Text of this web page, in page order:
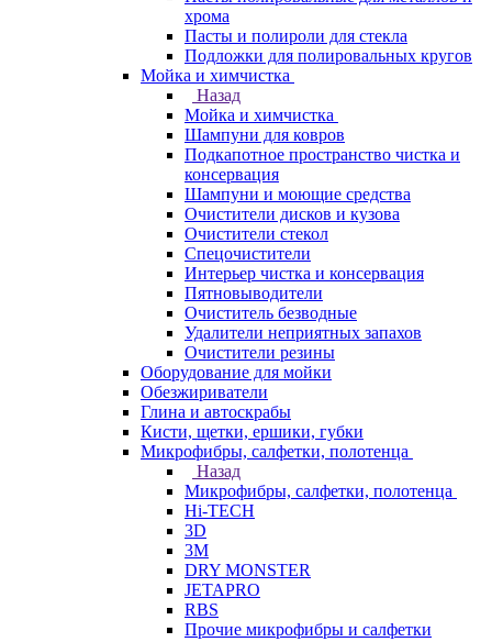
хрома
Пасты и полироли для стекла
Подложки для полировальных кругов
Мойка и химчистка
Назад
Мойка и химчистка
Шампуни для ковров
Подкапотное пространство чистка и
консервация
Шампуни и моющие средства
Очистители дисков и кузова
Очистители стекол
Спецочистители
Интерьер чистка и консервация
Пятновыводители
Очиститель безводные
Удалители неприятных запахов
Очистители резины
Оборудование для мойки
Обезжириватели
Глина и автоскрабы
Кисти, щетки, ершики, губки
Микрофибры, салфетки, полотенца
Назад
Микрофибры, салфетки, полотенца
Hi-TECH
3D
3М
DRY MONSTER
JETAPRO
RBS
Прочие микрофибры и салфетки